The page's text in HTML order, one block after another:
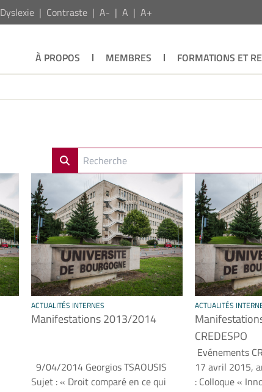
Dyslexie Contraste A- A A+
À PROPOS MEMBRES FORMATIONS ET
ACTUALITÉS INTERNES
Manifestations 2013/2014
9/04/2014 Georgios TSAOUSIS
Sujet : « Droit comparé en ce qui
ACTUALITÉS
CREDESPO
Evénements
17 avril 2015,
: Colloque «